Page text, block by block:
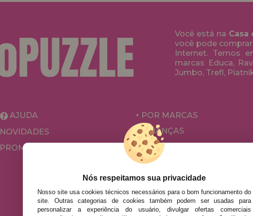
Você está na Casa
você pode
Internet. Temos
marcas Educa,
Jumbo, Trefl,
AJUDA
NOVIDADES
PROMOÇÕES E OFERTAS
POR MARCAS
CRIANÇAS
PARA ADULTOS
POR AUTORES
ACESSÓRIOS
JOGOS DE TABULEIRO
Nós respeitamos sua privacidade
Nosso site usa cookies técnicos necessários para o bom funcionamento do
site. Outras categorias de cookies também podem ser usadas para
personalizar a experiência do usuário, divulgar ofertas comerciais